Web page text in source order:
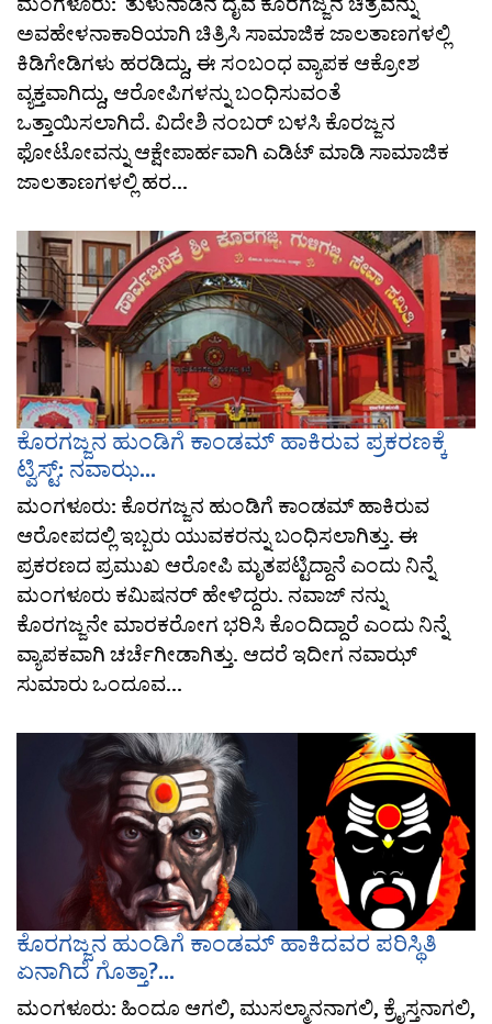
ಅವಹೇಳನಾಕಾರಿಯಾಗಿ ಚಿತ್ರಿಸಿ ಸಾಮಾಜಿಕ ಜಾಲತಾಣಗಳಲ್ಲಿ
ಕಿಡಿಗೇಡಿಗಳು ಹರಡಿದ್ದು, ಈ ಸಂಬಂಧ ವ್ಯಾಪಕ ಆಕ್ರೋಶ
ವ್ಯಕ್ತವಾಗಿದ್ದು, ಆರೋಪಿಗಳನ್ನು ಬಂಧಿಸುವಂತೆ
ಒತ್ತಾಯಿಸಲಾಗಿದೆ. ವಿದೇಶಿ ನಂಬರ್ ಬಳಸಿ ಕೊರಜ್ಜನ
ಫೋಟೋವನ್ನು ಆಕ್ಷೇಪಾರ್ಹವಾಗಿ ಎಡಿಟ್ ಮಾಡಿ ಸಾಮಾಜಿಕ
ಜಾಲತಾಣಗಳಲ್ಲಿ ಹರ...
ಕೊರಗಜ್ಜನ ಹುಂಡಿಗೆ ಕಾಂಡಮ್ ಹಾಕಿರುವ ಪ್ರಕರಣಕ್ಕೆ
ಟ್ವಿಸ್ಟ್: ನವಾಝ...
ಮಂಗಳೂರು: ಕೊರಗಜ್ಜನ ಹುಂಡಿಗೆ ಕಾಂಡಮ್ ಹಾಕಿರುವ
ಆರೋಪದಲ್ಲಿ ಇಬ್ಬರು ಯುವಕರನ್ನು ಬಂಧಿಸಲಾಗಿತ್ತು. ಈ
ಪ್ರಕರಣದ ಪ್ರಮುಖ ಆರೋಪಿ ಮೃತಪಟ್ಟಿದ್ದಾನೆ ಎಂದು ನಿನ್ನೆ
ಮಂಗಳೂರು ಕಮಿಷನರ್ ಹೇಳಿದ್ದರು. ನವಾಜ್ ನನ್ನು
ಕೊರಗಜ್ಜನೇ ಮಾರಕರೋಗ ಭರಿಸಿ ಕೊಂದಿದ್ದಾರೆ ಎಂದು ನಿನ್ನೆ
ವ್ಯಾಪಕವಾಗಿ ಚರ್ಚೆಗೀಡಾಗಿತ್ತು. ಆದರೆ ಇದೀಗ ನವಾಝ್
ಸುಮಾರು ಒಂದೂವ...
ಕೊರಗಜ್ಜನ ಹುಂಡಿಗೆ ಕಾಂಡಮ್ ಹಾಕಿದವರ ಪರಿಸ್ಥಿತಿ
ಏನಾಗಿದೆ ಗೊತ್ತಾ?...
ಮಂಗಳೂರು: ಹಿಂದೂ ಆಗಲಿ, ಮುಸಲ್ಮಾನನಾಗಲಿ, ಕ್ರೈಸ್ತನಾಗಲಿ,